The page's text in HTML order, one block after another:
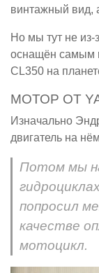
винтажный вид,
Но мы тут не из-
оснащён самым
CL350 на
МОТОР ОТ
Изначально
двигатель на
Потом мы
попросил
качестве
мотоцикл.